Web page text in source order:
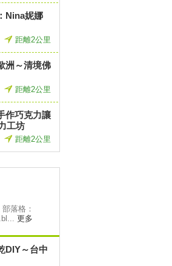
Nina妮娜
距離2公里
洲～清境佛
距離2公里
作巧克力讓
工坊
距離2公里
落格：
更多
DIY～台中